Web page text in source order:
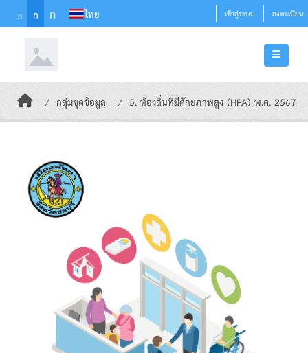
Skip to main content
ก ก ก ไทย เข้าสู่ระบบ ลงทะเบียน
กลุ่มชุดข้อมูล 5. ท้องถิ่นที่มีศักยภาพสูง (HPA) พ.ศ. 2567